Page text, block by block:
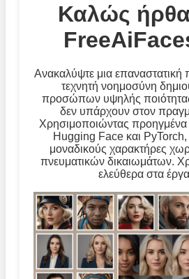
Καλώς
Ανακαλύψτε μια
τεχνητή νοημοσύνη
προσώπων υψηλής
δεν υπάρχουν στον
Χρησιμοποιώντας
Hugging Face και
μοναδικούς χαρακτήρες
πνευματικών δικαιωμάτων.
ελεύθερα στα